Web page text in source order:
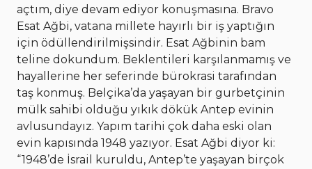
açtım, diye devam ediyor konuşmasına. Bravo
Esat Ağbi, vatana millete hayırlı bir iş yaptığın
için ödüllendirilmişsindir. Esat Ağbinin bam
teline dokundum. Beklentileri karşılanmamış ve
hayallerine her seferinde bürokrasi tarafından
taş konmuş. Belçika’da yaşayan bir gurbetçinin
mülk sahibi olduğu yıkık dökük Antep evinin
avlusundayız. Yapım tarihi çok daha eski olan
evin kapısında 1948 yazıyor. Esat Ağbi diyor ki:
“1948’de İsrail kuruldu, Antep’te yaşayan birçok